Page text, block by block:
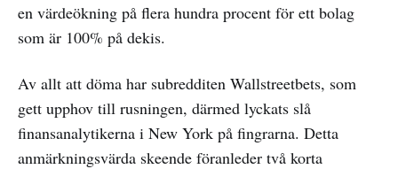
en värdeökning på flera hundra procent för ett bolag
som är 100% på dekis.
Av allt att döma har subredditen Wallstreetbets, som
gett upphov till rusningen, därmed lyckats slå
finansanalytikerna i New York på fingrarna. Detta
anmärkningsvärda skeende föranleder två korta